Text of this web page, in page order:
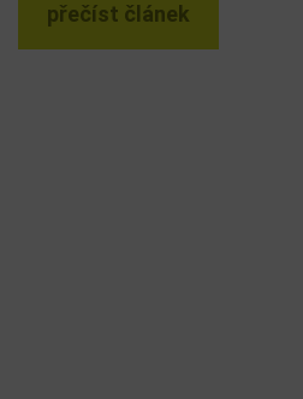
přečíst článek